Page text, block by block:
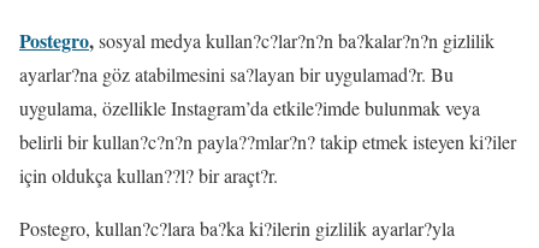
Postegro,sosyal medya kullan?c?lar?n?n ba?kalar?n?n gizlilik
ayarlar?na göz atabilmesini sa?layan bir uygulamad?r. Bu
uygulama, özellikle Instagram’da etkile?imde bulunmak veya
belirli bir kullan?c?n?n payla??mlar?n? takip etmek isteyen ki?iler
için oldukça kullan??l? bir araçt?r.
Postegro, kullan?c?lara ba?ka ki?ilerin gizlilik ayarlar?yla